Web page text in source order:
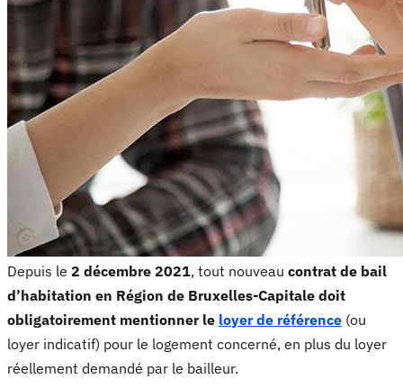
Depuis le 2 décembre 2021, tout nouveau contrat de bail
d’habitation en Région de Bruxelles-Capitale doit
obligatoirement mentionner le loyer de référence (ou
loyer indicatif) pour le logement concerné, en plus du loyer
réellement demandé par le bailleur.